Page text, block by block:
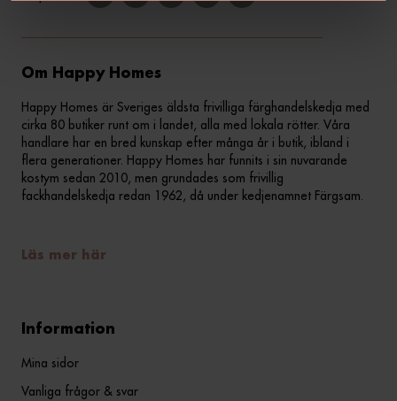
Om Happy Homes
Happy Homes är Sveriges äldsta frivilliga färghandelskedja med
cirka 80 butiker runt om i landet, alla med lokala rötter. Våra
handlare har en bred kunskap efter många år i butik, ibland i
flera generationer. Happy Homes har funnits i sin nuvarande
kostym sedan 2010, men grundades som frivillig
fackhandelskedja redan 1962, då under kedjenamnet Färgsam.
Läs mer här
Information
Mina sidor
Vanliga frågor & svar